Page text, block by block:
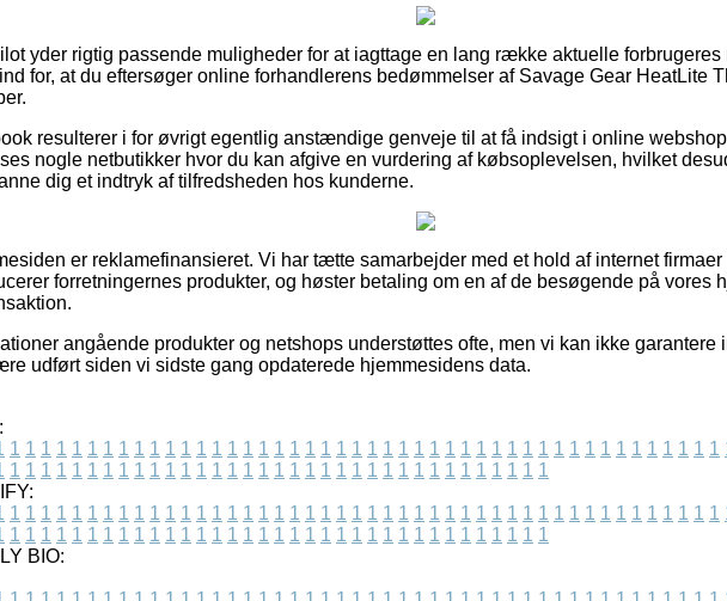
yder rigtig passende muligheder for at iagttage en lang række aktuelle forbrugeres
for, at du eftersøger online forhandlerens bedømmelser af Savage Gear HeatLite
resulterer i for øvrigt egentlig anstændige genveje til at få indsigt i online
nogle netbutikker hvor du kan afgive en vurdering af købsoplevelsen, hvilket
dig et indtryk af tilfredsheden hos kunderne.
er reklamefinansieret. Vi har tætte samarbejder med et hold af internet firmaer
forretningernes produkter, og høster betaling om en af de besøgende på vores
angående produkter og netshops understøttes ofte, men vi kan ikke garantere
udført siden vi sidste gang opdaterede hjemmesidens data.
1 1 1 1 1 1 1 1 1 1 1 1 1 1 1 1 1 1 1 1 1 1 1 1 1 1 1 1 1 1 1 1 1 1 1 1 1 1 1 1 1 1 1 1 1 1
1 1 1 1 1 1 1 1 1 1 1 1 1 1 1 1 1 1 1 1 1 1 1 1 1 1 1 1 1 1 1 1 1 1 1
1 1 1 1 1 1 1 1 1 1 1 1 1 1 1 1 1 1 1 1 1 1 1 1 1 1 1 1 1 1 1 1 1 1 1 1 1 1 1 1 1 1 1 1 1 1
1 1 1 1 1 1 1 1 1 1 1 1 1 1 1 1 1 1 1 1 1 1 1 1 1 1 1 1 1 1 1 1 1 1 1
BIO: